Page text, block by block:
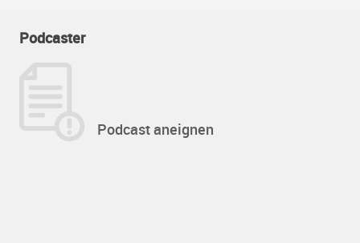
Podcaster
Podcast aneignen